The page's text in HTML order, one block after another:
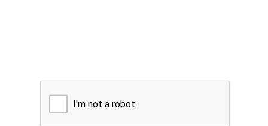
I'm not a robot